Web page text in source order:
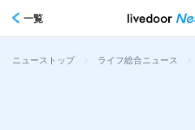
一覧
ニューストップ > ライフ総合ニュース >